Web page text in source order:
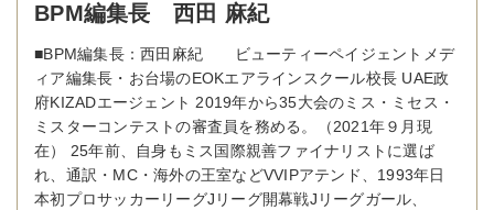
BPM編集長 西田 麻紀
■BPM編集長：西田麻紀 ビューティーペイジェントメデ
ィア編集長・お台場のEOKエアラインスクール校長 UAE政
府KIZADエージェント 2019年から35大会のミス・ミセス・
ミスターコンテストの審査員を務める。（2021年９月現
在） 25年前、自身もミス国際親善ファイナリストに選ば
れ、通訳・MC・海外の王室などVVIPアテンド、1993年日
本初プロサッカーリーグJリーグ開幕戦Jリーグガール、